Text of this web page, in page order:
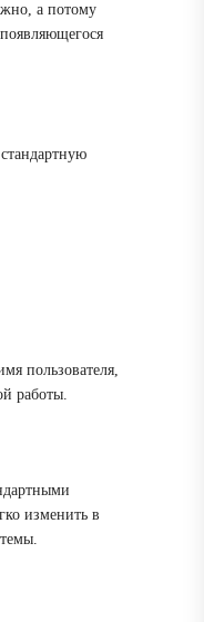
а потому
пользователя,
работы.
изменить в